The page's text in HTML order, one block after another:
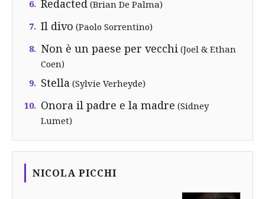
6. Redacted (Brian De Palma)
7. Il divo (Paolo Sorrentino)
8. Non è un paese per vecchi (Joel & Ethan
Coen)
9. Stella (Sylvie Verheyde)
10. Onora il padre e la madre (Sidney
Lumet)
NICOLA PICCHI